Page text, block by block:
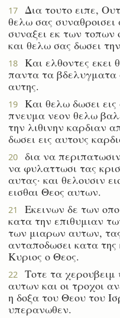
17
Δια τουτο ειπε,
θελω σας
συναξει εκ των τοπων
και θελω σας δωσει
18
Και ελθοντες εκει
παντα τα βδελυγματα
αυτης.
19
Και θελω δωσει
πνευμα νεον θελω
την λιθινην καρδιαν
δωσει εις αυτους
20
δια να
να φυλαττωσι τας
αυτας· και θελουσιν
εισθαι Θεος αυτων.
21
Εκεινων δε των
κατα την επιθυμιαν
των μιαρων αυτων,
ανταποδωσει κατα
Κυριος ο Θεος.
22
Τοτε τα
αυτων και οι τροχοι
η δοξα του Θεου του
υπερανωθεν.